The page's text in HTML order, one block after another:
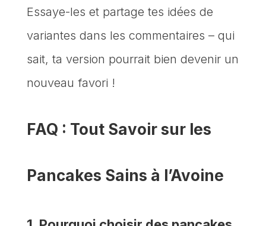
Essaye-les et partage tes idées de
variantes dans les commentaires – qui
sait, ta version pourrait bien devenir un
nouveau favori !
FAQ : Tout Savoir sur les
Pancakes Sains à l’Avoine